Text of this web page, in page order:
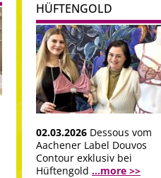
HÜFTENGOLD
02.03.2026 Dessous vom
Aachener Label Douvos
Contour exklusiv bei
Hüftengold ...more >>